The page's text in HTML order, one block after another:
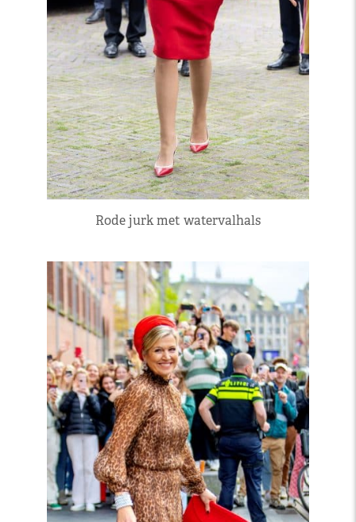
Rode jurk met watervalhals